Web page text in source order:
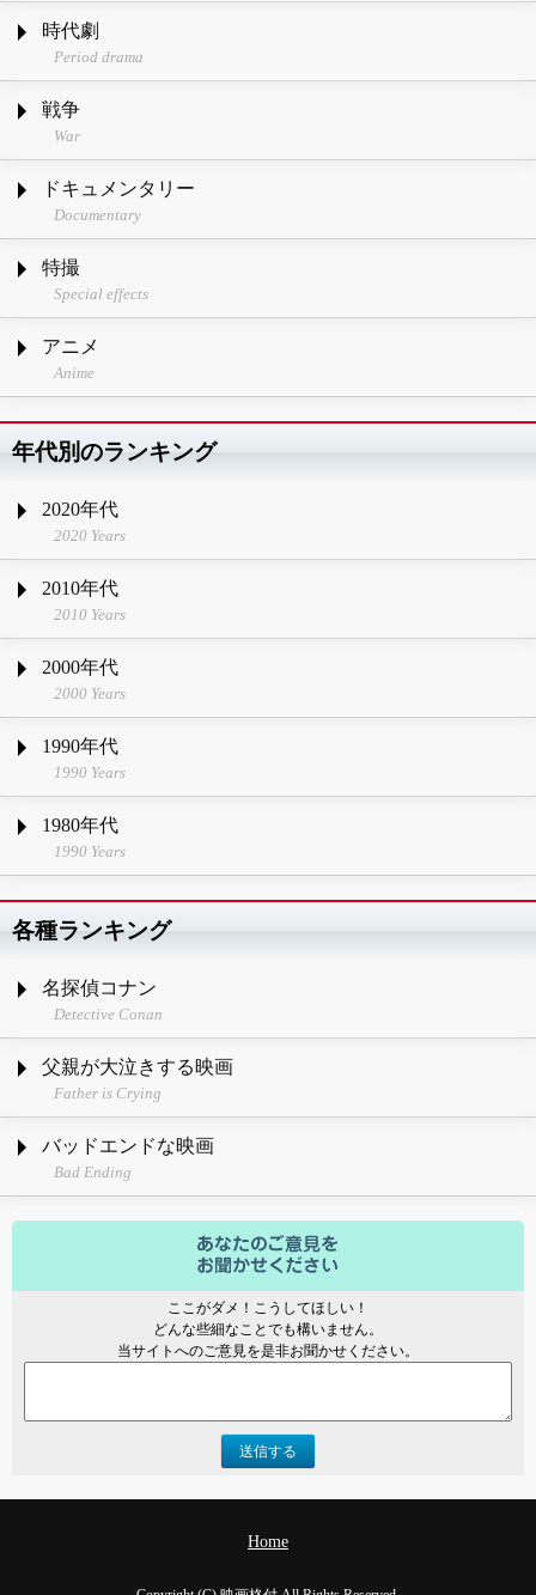
時代劇
Period drama
戦争
War
ドキュメンタリー
Documentary
特撮
Special effects
アニメ
Anime
年代別のランキング
2020年代
2020 Years
2010年代
2010 Years
2000年代
2000 Years
1990年代
1990 Years
1980年代
1990 Years
各種ランキング
名探偵コナン
Detective Conan
父親が大泣きする映画
Father is Crying
バッドエンドな映画
Bad Ending
ここがダメ！こうしてほしい！
どんな些細なことでも構いません。
当サイトへのご意見を是非お聞かせください。
送信する
Home